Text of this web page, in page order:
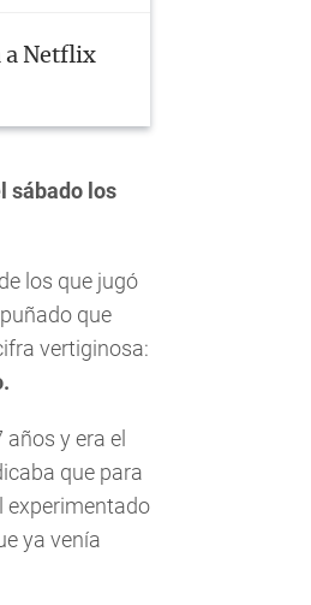
a Netflix
sábado los
los que jugó
que
vertiginosa:
y era el
que para
experimentado
ya venía